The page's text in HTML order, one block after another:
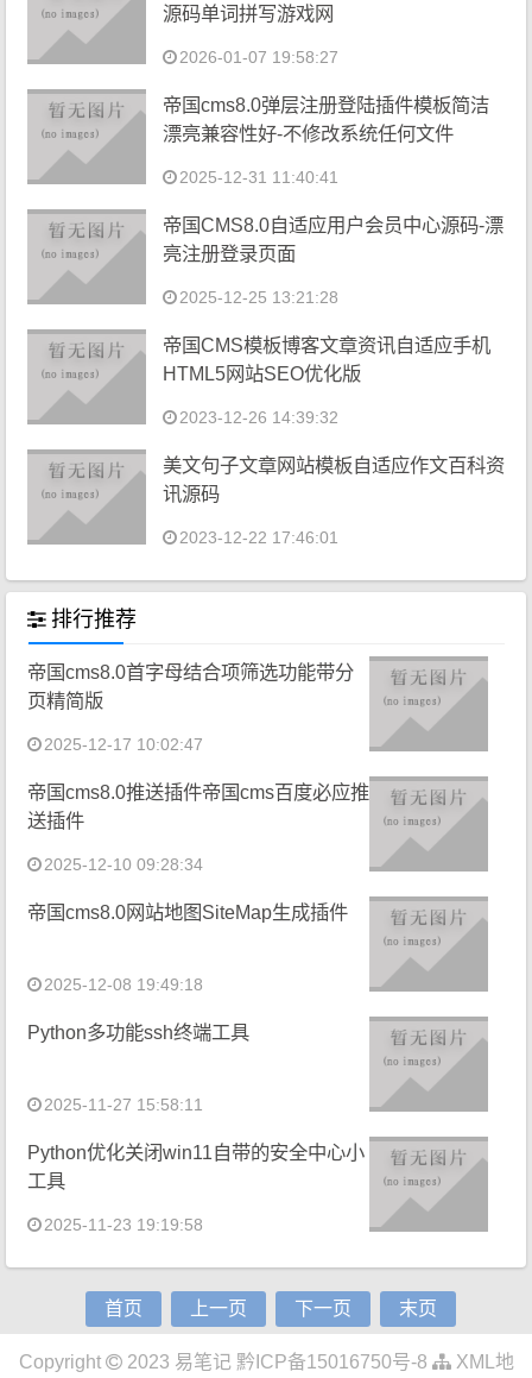
源码单词拼写游戏网
2026-01-07 19:58:27
帝国cms8.0弹层注册登陆插件模板简洁
漂亮兼容性好-不修改系统任何文件
2025-12-31 11:40:41
帝国CMS8.0自适应用户会员中心源码-漂
亮注册登录页面
2025-12-25 13:21:28
帝国CMS模板博客文章资讯自适应手机
HTML5网站SEO优化版
2023-12-26 14:39:32
美文句子文章网站模板自适应作文百科资
讯源码
2023-12-22 17:46:01
排行推荐
帝国cms8.0首字母结合项筛选功能带分
页精简版
2025-12-17 10:02:47
帝国cms8.0推送插件帝国cms百度必应推
送插件
2025-12-10 09:28:34
帝国cms8.0网站地图SiteMap生成插件
2025-12-08 19:49:18
Python多功能ssh终端工具
2025-11-27 15:58:11
Python优化关闭win11自带的安全中心小
工具
2025-11-23 19:19:58
首页 上一页 下一页 末页
Copyright 2023 易笔记 黔ICP备15016750号-8 XML地